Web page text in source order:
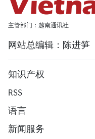
主管部门：越南通讯社
网站总编辑：陈进笋
知识产权
RSS
语言
新闻服务